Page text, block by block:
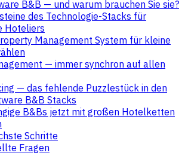
B&B — und warum brauchen Sie sie?
des Technologie-Stacks für
Hoteliers
Management System für kleine
— immer synchron auf allen
— das fehlende Puzzlestück in den
B&B Stacks
B&Bs jetzt mit großen Hotelketten
Schritte
Fragen